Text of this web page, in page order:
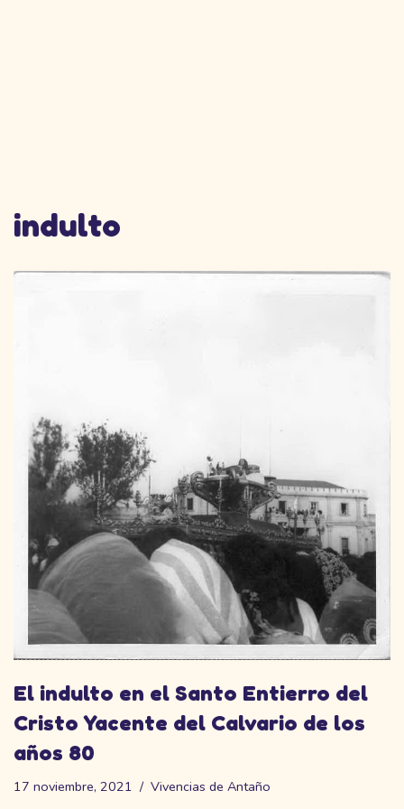
indulto
El indulto en el Santo Entierro del
Cristo Yacente del Calvario de los
años 80
17 noviembre, 2021 Vivencias de Antaño